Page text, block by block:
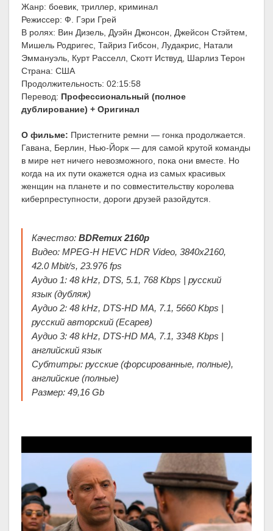
Жанр: боевик, триллер, криминал
Режиссер: Ф. Гэри Грей
В ролях: Вин Дизель, Дуэйн Джонсон, Джейсон Стэйтем,
Мишель Родригес, Тайриз Гибсон, Лудакрис, Натали
Эммануэль, Курт Расселл, Скотт Иствуд, Шарлиз Терон
Страна: США
Продолжительность: 02:15:58
Перевод: Профессиональный (полное
дублирование) + Оригинал
О фильме: Пристегните ремни — гонка продолжается.
Гавана, Берлин, Нью-Йорк — для самой крутой команды
в мире нет ничего невозможного, пока они вместе. Но
когда на их пути окажется одна из самых красивых
женщин на планете и по совместительству королева
киберпреступности, дороги друзей разойдутся.
Качество:BDRemux 2160p
Видео: MPEG-H HEVC HDR Video, 3840x2160,
42.0 Mbit/s, 23.976 fps
Аудио 1: 48 kHz, DTS, 5.1, 768 Kbps | русский
язык (дубляж)
Аудио 2: 48 kHz, DTS-HD MA, 7.1, 5660 Kbps |
русский авторский (Есарев)
Аудио 3: 48 kHz, DTS-HD MA, 7.1, 3348 Kbps |
английский язык
Субтитры: русские (форсированные, полные),
английские (полные)
Размер: 49,16 Gb